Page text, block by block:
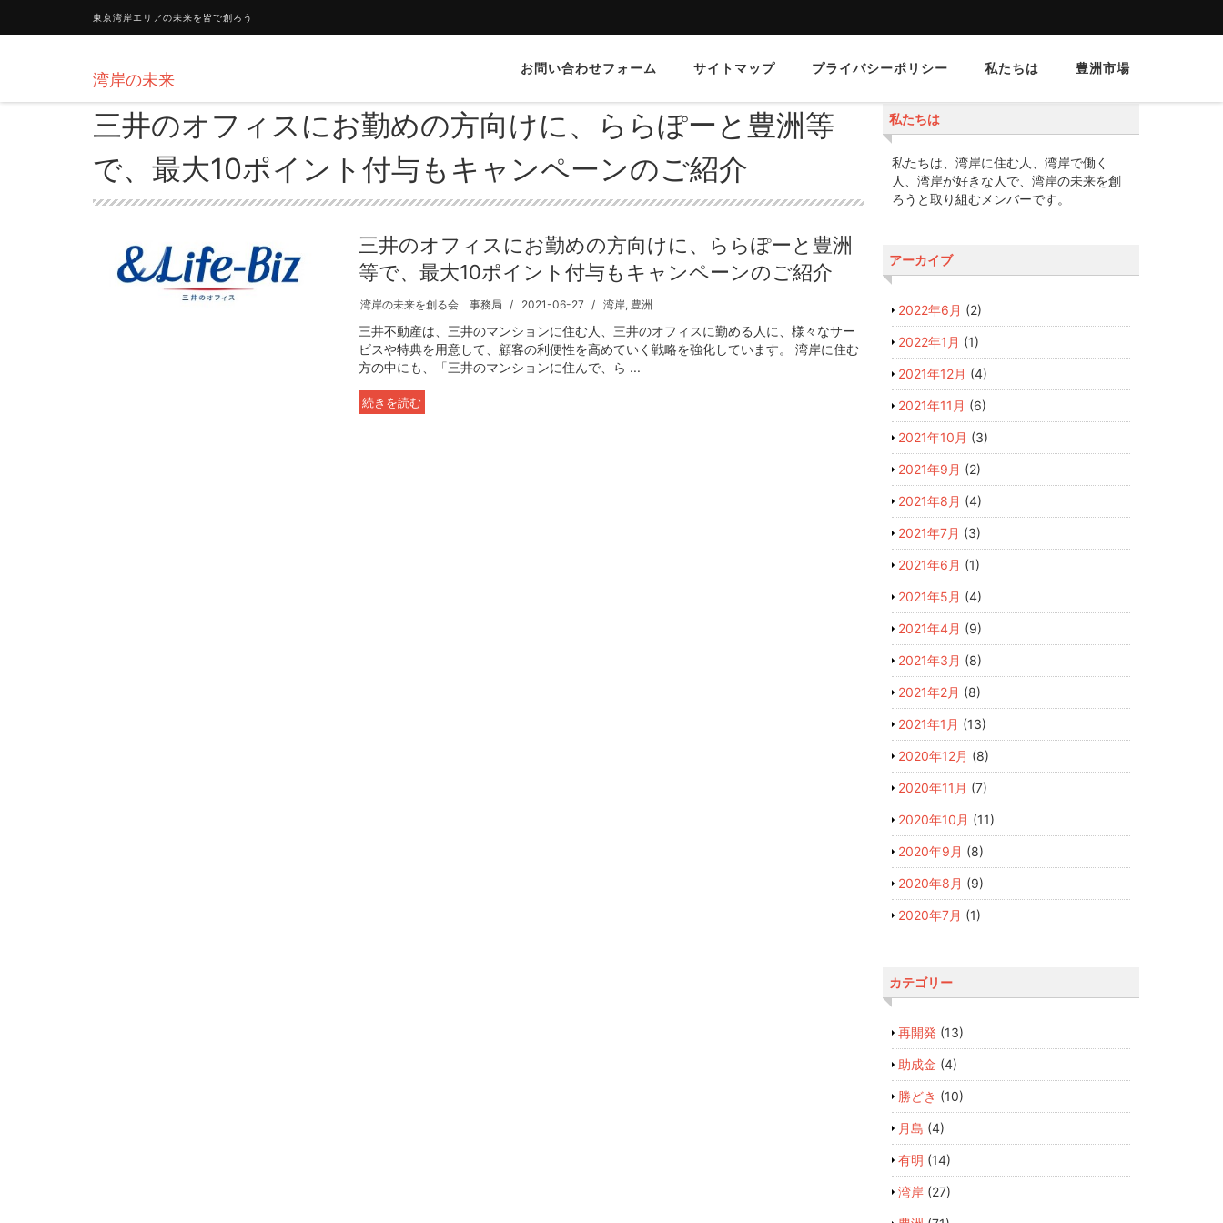
東京湾岸エリアの未来を皆で創ろう
湾岸の未来
お問い合わせフォーム サイトマップ プライバシーポリシー 私たちは 豊洲市場
三井のオフィスにお勤めの方向けに、ららぽーと豊洲等
で、最大10ポイント付与もキャンペーンのご紹介
三井のオフィスにお勤めの方向けに、ららぽーと豊洲
等で、最大10ポイント付与もキャンペーンのご紹介
湾岸の未来を創る会 事務局 2021-06-27 湾岸, 豊洲
三井不動産は、三井のマンションに住む人、三井のオフィスに勤める人に、様々なサー
ビスや特典を用意して、顧客の利便性を高めていく戦略を強化しています。 湾岸に住む
方の中にも、「三井のマンションに住んで、ら ...
続きを読む
私たちは
私たちは、湾岸に住む人、湾岸で働く
人、湾岸が好きな人で、湾岸の未来を創
ろうと取り組むメンバーです。
アーカイブ
2022年6月 (2)
2022年1月 (1)
2021年12月 (4)
2021年11月 (6)
2021年10月 (3)
2021年9月 (2)
2021年8月 (4)
2021年7月 (3)
2021年6月 (1)
2021年5月 (4)
2021年4月 (9)
2021年3月 (8)
2021年2月 (8)
2021年1月 (13)
2020年12月 (8)
2020年11月 (7)
2020年10月 (11)
2020年9月 (8)
2020年8月 (9)
2020年7月 (1)
カテゴリー
再開発 (13)
助成金 (4)
勝どき (10)
月島 (4)
有明 (14)
湾岸(27)